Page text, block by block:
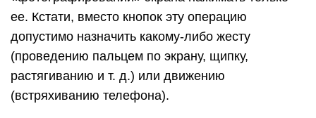
Скриншот экрана с помощью сторонних
программ
Как снять скриншот на Айфоне, используя для
этого сторонние сервисы? Очень просто:
достаточно выбрать подходящее приложение в